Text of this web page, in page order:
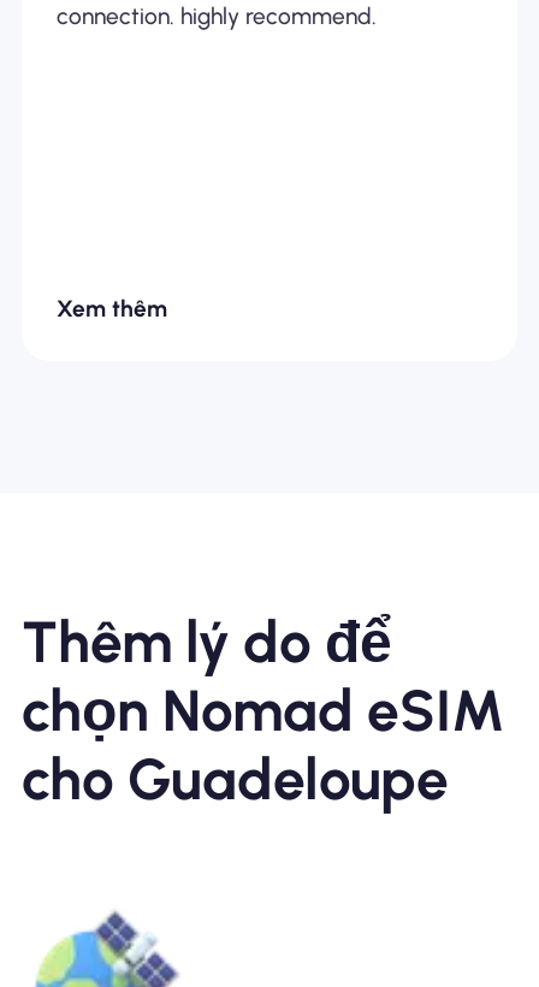
connection. highly recommend.
Xem thêm
Thêm lý do để
chọn Nomad eSIM
cho Guadeloupe